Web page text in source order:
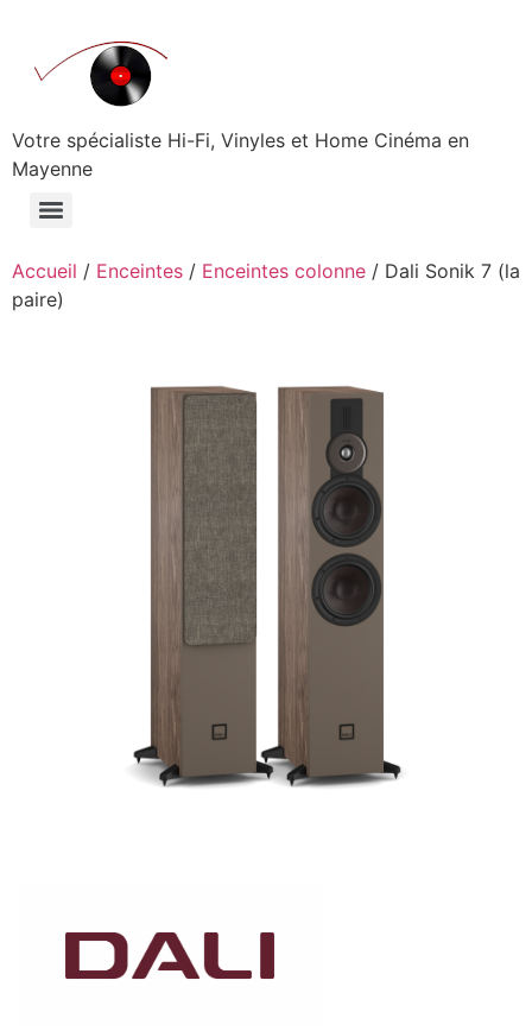
contenu
Votre spécialiste Hi-Fi, Vinyles et Home Cinéma en
Mayenne
Accueil / Enceintes / Enceintes colonne / Dali Sonik 7 (la
paire)